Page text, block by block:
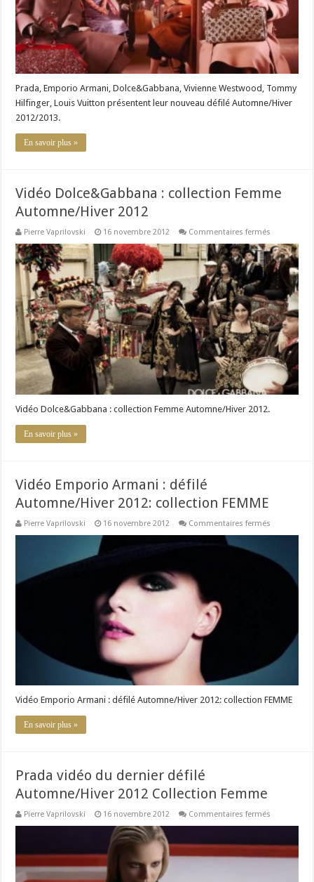
Prada, Emporio Armani, Dolce&Gabbana, Vivienne Westwood, Tommy
Hilfinger, Louis Vuitton présentent leur nouveau défilé Automne/Hiver
2012/2013.
En savoir plus »
Vidéo Dolce&Gabbana : collection Femme
Automne/Hiver 2012
Pierre Vaprilovski 16 novembre 2012 Commentaires fermés
:
collection
Femme
Automne/
2012
Vidéo Dolce&Gabbana : collection Femme Automne/Hiver 2012.
En savoir plus »
Vidéo Emporio Armani : défilé
Automne/Hiver 2012: collection FEMME
Pierre Vaprilovski 16 novembre 2012 Commentaires fermés
:
défilé
Automne/
Vidéo Emporio Armani : défilé Automne/Hiver 2012: collection FEMME
En savoir plus »
Prada vidéo du dernier défilé
Automne/Hiver 2012 Collection Femme
Pierre Vaprilovski 16 novembre 2012 Commentaires fermés
défilé